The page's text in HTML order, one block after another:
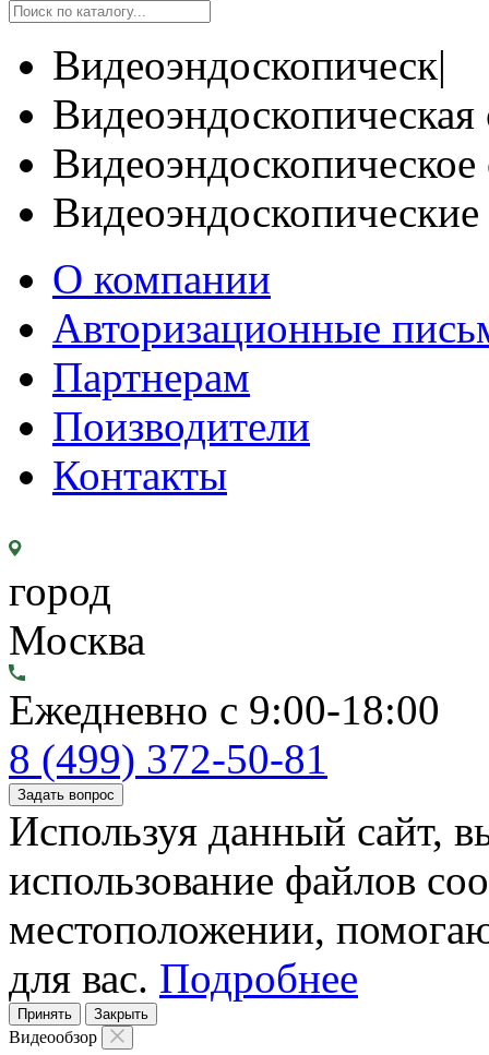
Видеоэндоскопическ|
Видеоэндоскопическая
О компании
Авторизационные
Партнерам
Поизводители
Контакты
город
Москва
Ежедневно с 9:00-18:00
8 (499) 372-50-81
Задать вопрос
Используя данный сайт,
использование файлов
местоположении,
для вас. Подробнее
Принять Закрыть
Видеообзор